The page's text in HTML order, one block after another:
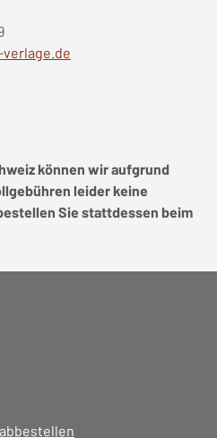
können wir aufgrund
leider keine
Sie stattdessen beim